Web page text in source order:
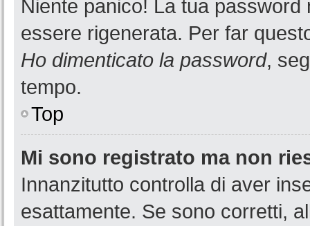
Niente panico! La tua
essere rigenerata. Per far
Ho dimenticato la password,
tempo.
Top
Mi sono registrato ma non
Innanzitutto controlla di aver
esattamente. Se sono corretti,